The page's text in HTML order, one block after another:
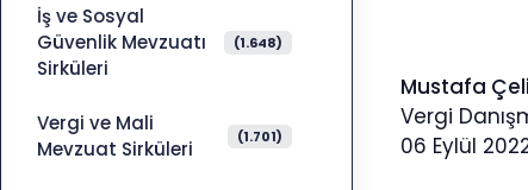
Mustafa
Vergi
06 Eylül
İş ve Sosyal
Güvenlik Mevzuatı
Sirküleri
(1.648)
Vergi ve Mali
Mevzuat Sirküleri
(1.701)